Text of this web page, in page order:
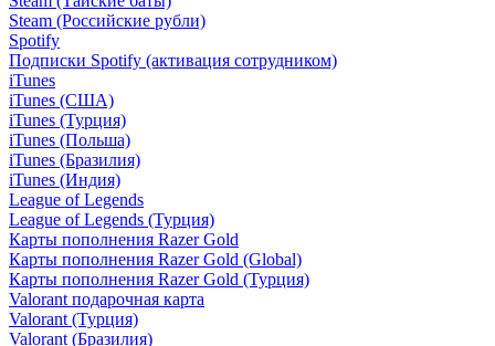
Steam (Российские рубли)
Spotify
Подписки Spotify (активация сотрудником)
iTunes
iTunes (США)
iTunes (Турция)
iTunes (Польша)
iTunes (Бразилия)
iTunes (Индия)
League of Legends
League of Legends (Турция)
Карты пополнения Razer Gold
Карты пополнения Razer Gold (Global)
Карты пополнения Razer Gold (Турция)
Valorant подарочная карта
Valorant (Турция)
Valorant (Бразилия)